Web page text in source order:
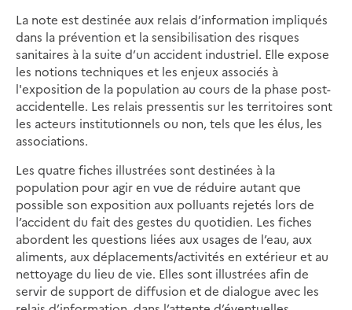
La note est destinée aux relais d’information impliqués
dans la prévention et la sensibilisation des risques
sanitaires à la suite d’un accident industriel. Elle expose
les notions techniques et les enjeux associés à
l'exposition de la population au cours de la phase post-
accidentelle. Les relais pressentis sur les territoires sont
les acteurs institutionnels ou non, tels que les élus, les
associations.
Les quatre fiches illustrées sont destinées à la
population pour agir en vue de réduire autant que
possible son exposition aux polluants rejetés lors de
l’accident du fait des gestes du quotidien. Les fiches
abordent les questions liées aux usages de l’eau, aux
aliments, aux déplacements/activités en extérieur et au
nettoyage du lieu de vie. Elles sont illustrées afin de
servir de support de diffusion et de dialogue avec les